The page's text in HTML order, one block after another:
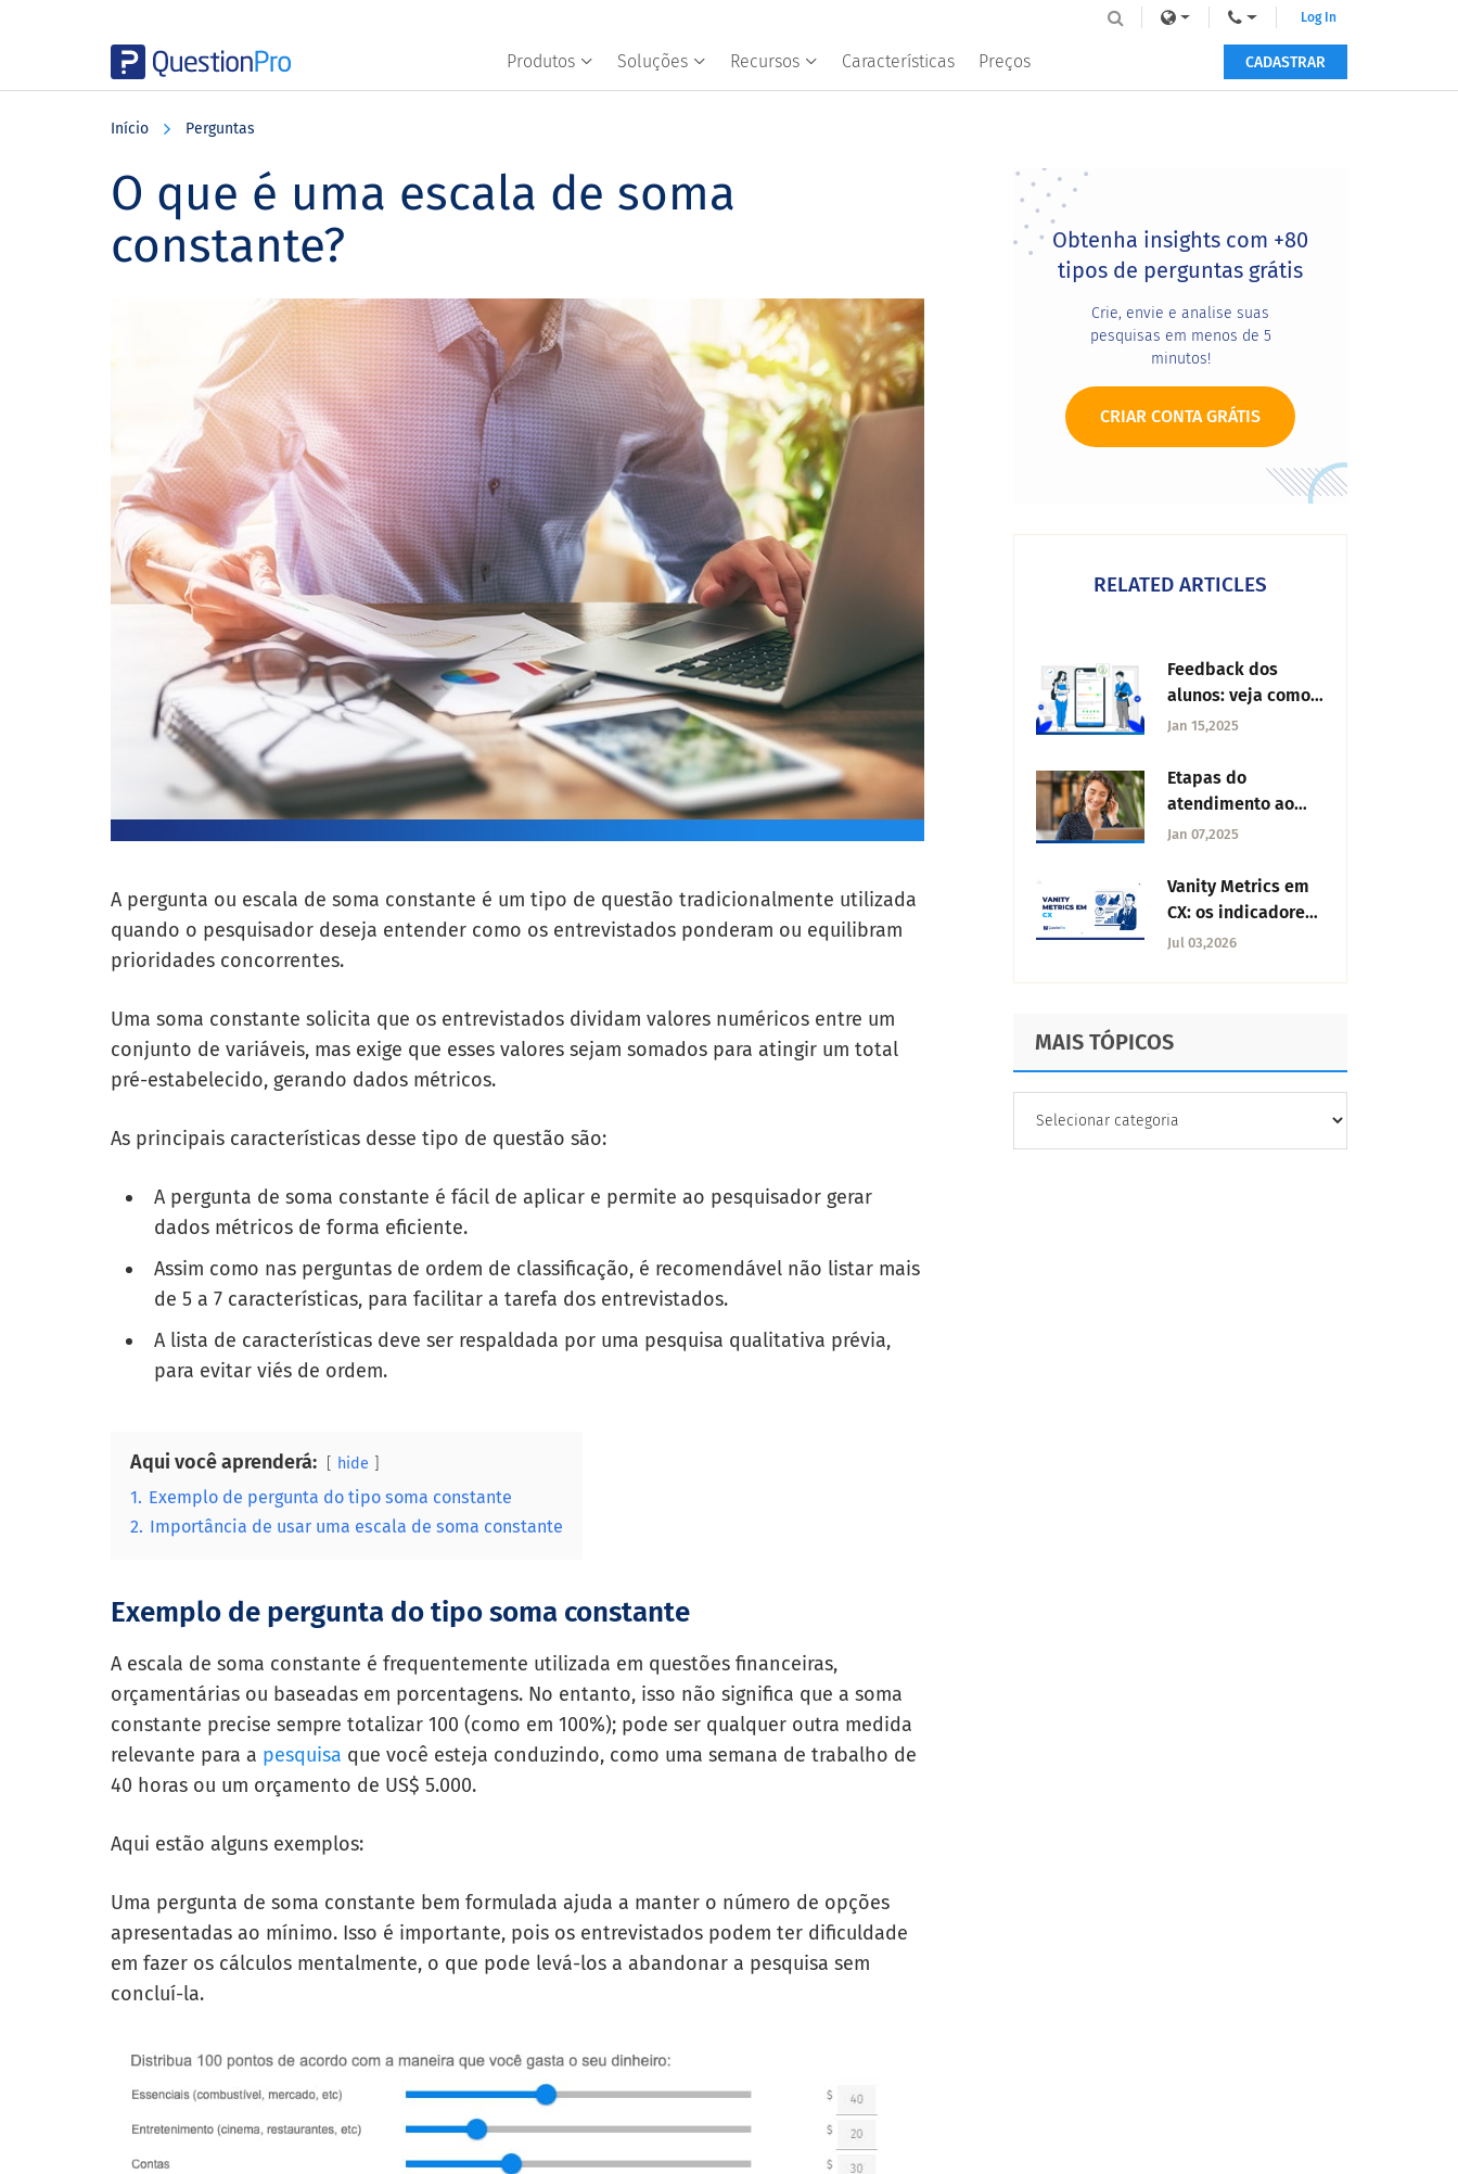
Produtos Soluções Recursos Características Preços
Log In
CADASTRAR
Início Perguntas
O que é uma escala de soma
constante?
A pergunta ou escala de soma constante é um tipo de questão tradicionalmente utilizada
quando o pesquisador deseja entender como os entrevistados ponderam ou equilibram
prioridades concorrentes.
Uma soma constante solicita que os entrevistados dividam valores numéricos entre um
conjunto de variáveis, mas exige que esses valores sejam somados para atingir um total
pré-estabelecido, gerando dados métricos.
As principais características desse tipo de questão são:
A pergunta de soma constante é fácil de aplicar e permite ao pesquisador gerar
dados métricos de forma eficiente.
Assim como nas perguntas de ordem de classificação, é recomendável não listar mais
de 5 a 7 características, para facilitar a tarefa dos entrevistados.
A lista de características deve ser respaldada por uma pesquisa qualitativa prévia,
para evitar viés de ordem.
Aqui você aprenderá: hide
1. Exemplo de pergunta do tipo soma constante
2. Importância de usar uma escala de soma constante
Exemplo de pergunta do tipo soma constante
A escala de soma constante é frequentemente utilizada em questões financeiras,
orçamentárias ou baseadas em porcentagens. No entanto, isso não significa que a soma
constante precise sempre totalizar 100 (como em 100%); pode ser qualquer outra medida
relevante para a pesquisa que você esteja conduzindo, como uma semana de trabalho de
40 horas ou um orçamento de US$ 5.000.
Aqui estão alguns exemplos:
Uma pergunta de soma constante bem formulada ajuda a manter o número de opções
apresentadas ao mínimo. Isso é importante, pois os entrevistados podem ter dificuldade
em fazer os cálculos mentalmente, o que pode levá-los a abandonar a pesquisa sem
concluí-la.
Primary
Sidebar
Obtenha insights com +80
tipos de perguntas grátis
Crie, envie e analise suas
pesquisas em menos de 5
minutos!
CRIAR CONTA GRÁTIS
RELATED ARTICLES
Feedback dos
alunos: veja como
coletar
Jan 15,2025
Etapas do
atendimento ao
cliente
Jan 07,2025
Vanity Metrics em
CX: os indicadores
que você deveria
acompanhar
Jul 03,2026
MAIS TÓPICOS
TÓPICOS